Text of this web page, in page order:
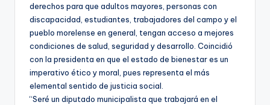
derechos para que adultos mayores, personas con
discapacidad, estudiantes, trabajadores del campo y el
pueblo morelense en general, tengan acceso a mejores
condiciones de salud, seguridad y desarrollo. Coincidió
con la presidenta en que el estado de bienestar es un
imperativo ético y moral, pues representa el más
elemental sentido de justicia social.
“Seré un diputado municipalista que trabajará en el